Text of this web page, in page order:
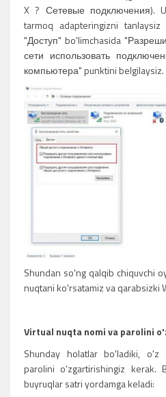
X ? Сетевые подключения).
tarmoq adapteringizni
"Доступ" bo'limchasida
сети использовать
компьютера" punktini belgilaysiz.
Shundan so'ng qalqib chiquvchi
nuqtani ko'rsatamiz va qarabsizki
Virtual nuqta nomi va parolini
Shunday holatlar bo'ladiki,
parolini o'zgartirishingiz kerak.
buyruqlar satri yordamga keladi: